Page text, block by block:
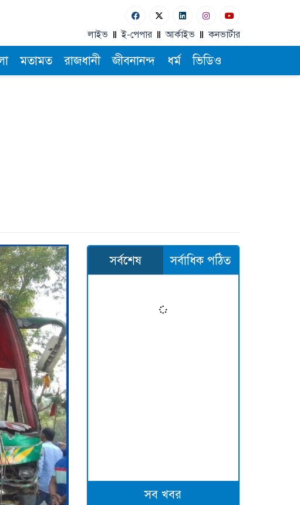
লাইভ ই-পেপার আর্কাইভ কনভার্টার
মতামত রাজধানী জীবনানন্দ ধর্ম ভিডিও
সর্বশেষ সর্বাধিক পঠিত
সব খবর